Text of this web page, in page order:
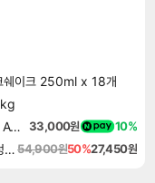
이크 250ml x 18개
드래곤소드 어웨이크닝 DragonSword Awakening 33,000원 10%
드래곤 퀘스트 빌더즈 2 파괴신 시도와 텅 빈 섬 Dragon Quest Builders 254,900원50%27,450원